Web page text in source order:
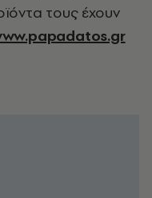
τους έχουν